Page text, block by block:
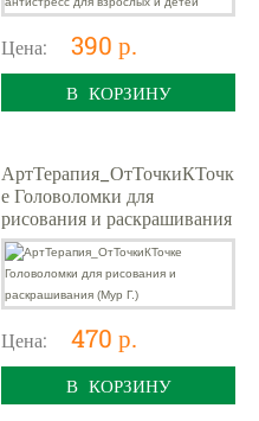
Цена: 390 р.
В КОРЗИНУ
АртТерапия_ОтТочкиКТочк
е Головоломки для
рисования и раскрашивания
(Мур Г.)
Цена: 470 р.
В КОРЗИНУ